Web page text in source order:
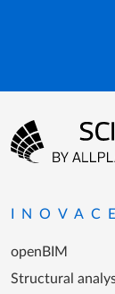
Menu patičky
INOVACE
openBIM
Structural